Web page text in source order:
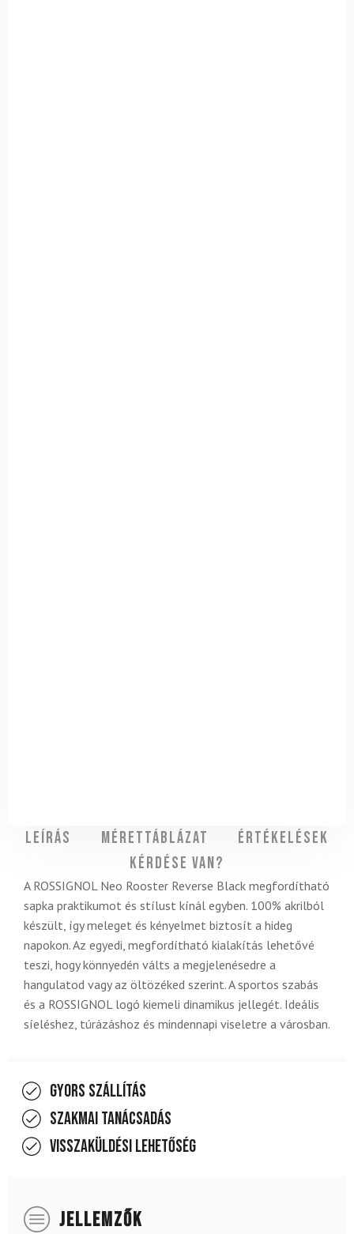
Leírás Mérettáblázat
Értékelések
Kérdése van?
A ROSSIGNOL Neo Rooster Reverse Black megfordítható
sapka praktikumot és stílust kínál egyben. 100% akrilból
készült, így meleget és kényelmet biztosít a hideg
napokon. Az egyedi, megfordítható kialakítás lehetővé
teszi, hogy könnyedén válts a megjelenésedre a
hangulatod vagy az öltözéked szerint. A sportos szabás
és a ROSSIGNOL logó kiemeli dinamikus jellegét. Ideális
síeléshez, túrázáshoz és mindennapi viseletre a városban.
Gyors szállítás
Szakmai tanácsadás
Visszaküldési lehetőség
JELLEMZŐK